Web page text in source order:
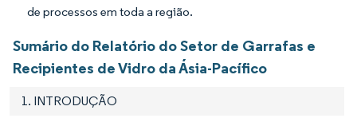
de processos em toda a região.
Sumário do Relatório do Setor de Garrafas e
Recipientes de Vidro da Ásia-Pacífico
1. INTRODUÇÃO